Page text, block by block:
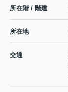
所在階 / 階建
所在地
交通